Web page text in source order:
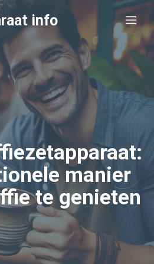
info
manier
te genieten